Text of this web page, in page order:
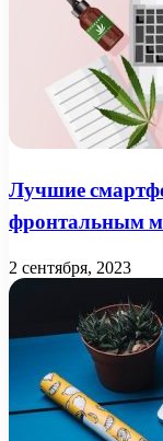
Лучшие
фронтальным
2 сентября, 2023